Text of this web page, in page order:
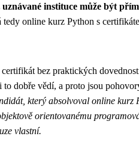
instituce může být
tedy online kurz Python s
certifikát bez praktických
to dobře vědí, a proto jsou
který absolvoval online kurz
orientovanému
vlastní.